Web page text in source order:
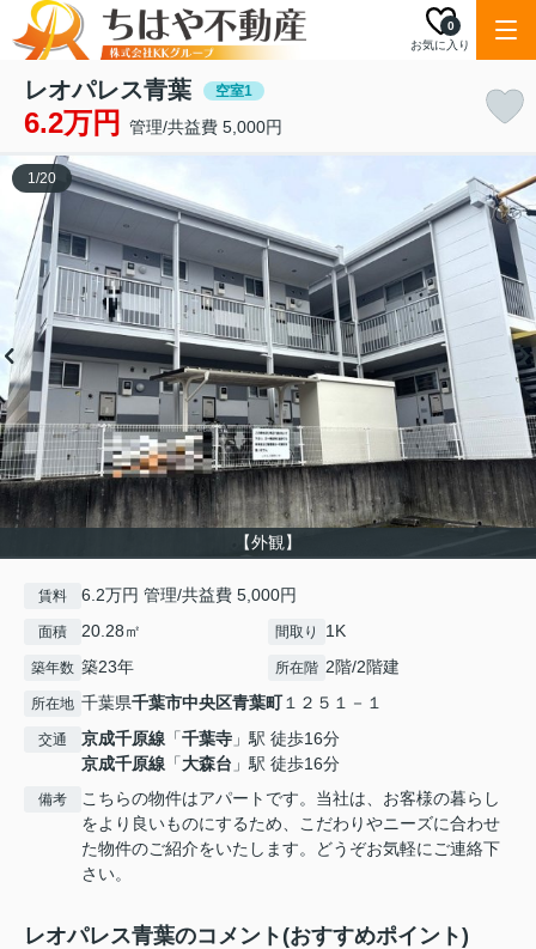
お気に入り
0
レオパレス青葉 空室1
6.2万円 管理/共益費 5,000円
【外観】
1/20
賃料 6.2万円 管理/共益費 5,000円
面積 20.28㎡ 間取り 1K
築年数 築23年 所在階 2階/2階建
所在地 千葉県千葉市中央区青葉町１２５１－１
交通 京成千原線 「千葉寺 」駅 徒歩16分
京成千原線 「大森台 」駅 徒歩16分
備考
こちらの物件はアパートです。当社は、お客様の暮らし
をより良いものにするため、こだわりやニーズに合わせ
た物件のご紹介をいたします。どうぞお気軽にご連絡下
さい。
レオパレス青葉のコメント(おすすめポイント)